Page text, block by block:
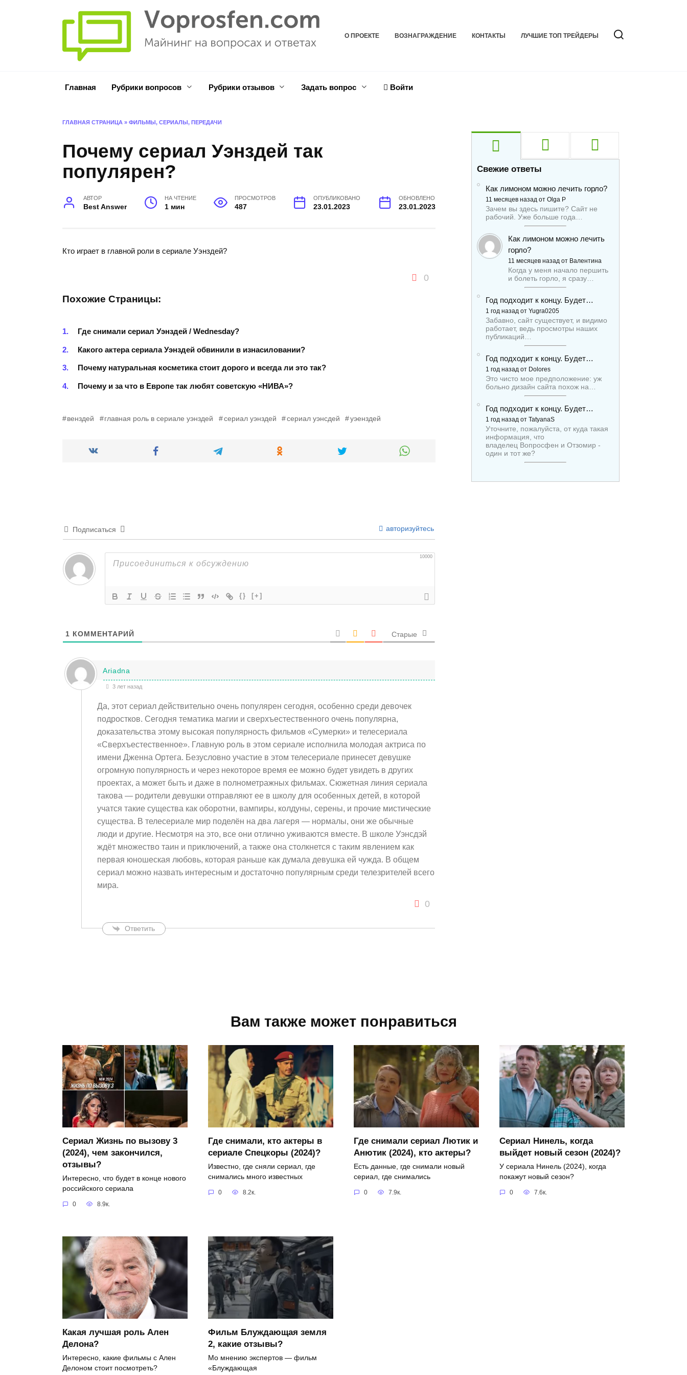
О ПРОЕКТЕ ВОЗНАГРАЖДЕНИЕ КОНТАКТЫ ЛУЧШИЕ ТОП ТРЕЙДЕРЫ
Главная Рубрики вопросов Рубрики отзывов Задать вопрос Войти
ГЛАВНАЯ СТРАНИЦА » ФИЛЬМЫ, СЕРИАЛЫ, ПЕРЕДАЧИ
Почему сериал Уэнздей так
популярен?
АВТОР
Best Answer
НА ЧТЕНИЕ
1 мин
ПРОСМОТРОВ
487
ОПУБЛИКОВАНО
23.01.2023
ОБНОВЛЕНО
23.01.2023
Кто играет в главной роли в сериале Уэнздей?
0
Похожие Страницы:
Где снимали сериал Уэнздей / Wednesday?
Какого актера сериала Уэнздей обвинили в изнасиловании?
Почему натуральная косметика стоит дорого и всегда ли это так?
Почему и за что в Европе так любят советскую «НИВА»?
венздей главная роль в сериале уэнздей сериал уэнздей сериал уэнсдей уэенздей
Подписаться авторизуйтесь
10000
{} [+]
1 КОММЕНТАРИЙ Старые
Ariadna
3 лет назад
Да, этот сериал действительно очень популярен сегодня, особенно среди девочек
подростков. Сегодня тематика магии и сверхъестественного очень популярна,
доказательства этому высокая популярность фильмов «Сумерки» и телесериала
«Сверхъестественное». Главную роль в этом сериале исполнила молодая актриса по
имени Дженна Ортега. Безусловно участие в этом телесериале принесет девушке
огромную популярность и через некоторое время ее можно будет увидеть в других
проектах, а может быть и даже в полнометражных фильмах. Сюжетная линия сериала
такова — родители девушки отправляют ее в школу для особенных детей, в которой
учатся такие существа как оборотни, вампиры, колдуны, серены, и прочие мистические
существа. В телесериале мир поделён на два лагеря — нормалы, они же обычные
люди и другие. Несмотря на это, все они отлично уживаются вместе. В школе Уэнсдэй
ждёт множество таин и приключений, а также она столкнется с таким явлением как
первая юношеская любовь, которая раньше как думала девушка ей чужда. В общем
сериал можно назвать интересным и достаточно популярным среди телезрителей всего
мира.
0
Ответить
Свежие ответы
Как лимоном можно лечить горло?
11 месяцев назад от Olga P
Зачем вы здесь пишите? Сайт не
рабочий. Уже больше года…
Как лимоном можно лечить
горло?
11 месяцев назад от Валентина
Когда у меня начало першить
и болеть горло, я сразу…
Год подходит к концу. Будет…
1 год назад от Yugra0205
Забавно, сайт существует, и видимо
работает, ведь просмотры наших
публикаций…
Год подходит к концу. Будет…
1 год назад от Dolores
Это чисто мое предположение: уж
больно дизайн сайта похож на…
Год подходит к концу. Будет…
1 год назад от TatyanaS
Уточните, пожалуйста, от куда такая
информация, что
владелец Вопросфен и Отзомир -
один и тот же?
Вам также может понравиться
Сериал Жизнь по вызову 3
(2024), чем закончился,
отзывы?
Интересно, что будет в конце нового
российского сериала
0 8.9к.
Где снимали, кто актеры в
сериале Спецкоры (2024)?
Известно, где сняли сериал, где
снимались много известных
0 8.2к.
Где снимали сериал Лютик и
Анютик (2024), кто актеры?
Есть данные, где снимали новый
сериал, где снимались
0 7.9к.
Сериал Нинель, когда
выйдет новый сезон (2024)?
У сериала Нинель (2024), когда
покажут новый сезон?
0 7.6к.
Какая лучшая роль Ален
Делона?
Интересно, какие фильмы с Ален
Делоном стоит посмотреть?
Фильм Блуждающая земля
2, какие отзывы?
Мо мнению экспертов — фильм
«Блуждающая